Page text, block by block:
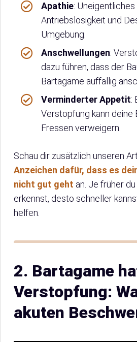
Apathie:
Antriebslosigkeit und
Umgebung.
Anschwellungen:
dazu führen, dass der
Bartagame auffällig
Verminderter Appetit:
Verstopfung kann deine
Fressen verweigern.
Schau dir zusätzlich unseren
Anzeichen dafür, dass es
nicht gut geht an. Je früher
erkennst, desto schneller
helfen.
2. Bartagame
Verstopfung:
akuten